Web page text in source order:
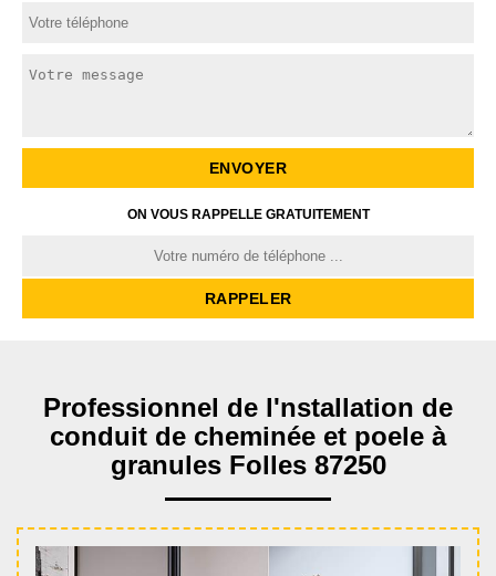
ON VOUS RAPPELLE GRATUITEMENT
Professionnel de l'nstallation de
conduit de cheminée et poele à
granules Folles 87250